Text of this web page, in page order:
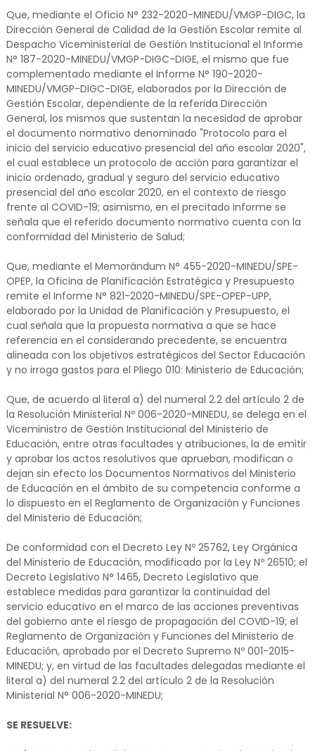
Que, mediante el Oficio N° 232-2020-MINEDU/VMGP-DIGC, la
Dirección General de Calidad de la Gestión Escolar remite al
Despacho Viceministerial de Gestión Institucional el Informe
N° 187-2020-MINEDU/VMGP-DIGC-DIGE, el mismo que fue
complementado mediante el Informe N° 190-2020-
MINEDU/VMGP-DIGC-DIGE, elaborados por la Dirección de
Gestión Escolar, dependiente de la referida Dirección
General, los mismos que sustentan la necesidad de aprobar
el documento normativo denominado "Protocolo para el
inicio del servicio educativo presencial del año escolar 2020",
el cual establece un protocolo de acción para garantizar el
inicio ordenado, gradual y seguro del servicio educativo
presencial del año escolar 2020, en el contexto de riesgo
frente al COVID-19; asimismo, en el precitado Informe se
señala que el referido documento normativo cuenta con la
conformidad del Ministerio de Salud;
Que, mediante el Memorándum N° 455-2020-MINEDU/SPE-
OPEP, la Oficina de Planificación Estratégica y Presupuesto
remite el Informe N° 821-2020-MINEDU/SPE-OPEP-UPP,
elaborado por la Unidad de Planificación y Presupuesto, el
cual señala que la propuesta normativa a que se hace
referencia en el considerando precedente, se encuentra
alineada con los objetivos estratégicos del Sector Educación
y no irroga gastos para el Pliego 010: Ministerio de Educación;
Que, de acuerdo al literal a) del numeral 2.2 del artículo 2 de
la Resolución Ministerial Nº 006-2020-MINEDU, se delega en el
Viceministro de Gestión Institucional del Ministerio de
Educación, entre otras facultades y atribuciones, la de emitir
y aprobar los actos resolutivos que aprueban, modifican o
dejan sin efecto los Documentos Normativos del Ministerio
de Educación en el ámbito de su competencia conforme a
lo dispuesto en el Reglamento de Organización y Funciones
del Ministerio de Educación;
De conformidad con el Decreto Ley Nº 25762, Ley Orgánica
del Ministerio de Educación, modificado por la Ley Nº 26510; el
Decreto Legislativo N° 1465, Decreto Legislativo que
establece medidas para garantizar la continuidad del
servicio educativo en el marco de las acciones preventivas
del gobierno ante el riesgo de propagación del COVID-19; el
Reglamento de Organización y Funciones del Ministerio de
Educación, aprobado por el Decreto Supremo Nº 001-2015-
MINEDU; y, en virtud de las facultades delegadas mediante el
literal a) del numeral 2.2 del artículo 2 de la Resolución
Ministerial N° 006-2020-MINEDU;
SE RESUELVE: